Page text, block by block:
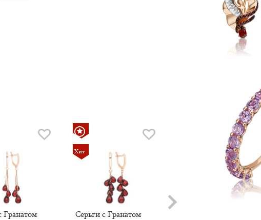
Гранатом
Хит
Серьги с Гранатом